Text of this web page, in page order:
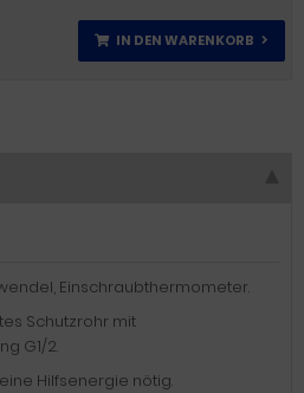
IN DEN WARENKORB
Einschraubthermometer.
Schutzrohr mit
G1/2.
Hilfsenergie nötig.